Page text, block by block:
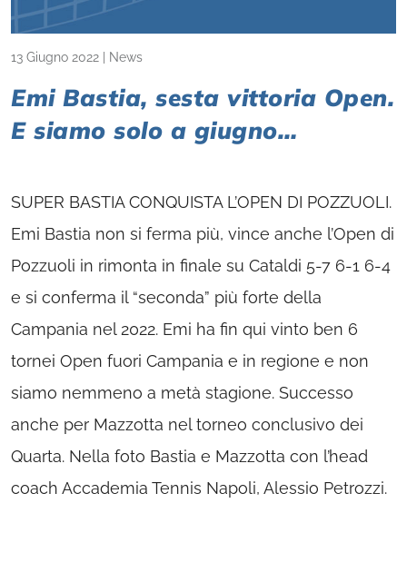
13 Giugno 2022 News
Emi Bastia, sesta vittoria Open.
E siamo solo a giugno…
SUPER BASTIA CONQUISTA L’OPEN DI POZZUOLI.
Emi Bastia non si ferma più, vince anche l’Open di
Pozzuoli in rimonta in finale su Cataldi 5-7 6-1 6-4
e si conferma il “seconda” più forte della
Campania nel 2022. Emi ha fin qui vinto ben 6
tornei Open fuori Campania e in regione e non
siamo nemmeno a metà stagione. Successo
anche per Mazzotta nel torneo conclusivo dei
Quarta. Nella foto Bastia e Mazzotta con l’head
coach Accademia Tennis Napoli, Alessio Petrozzi.